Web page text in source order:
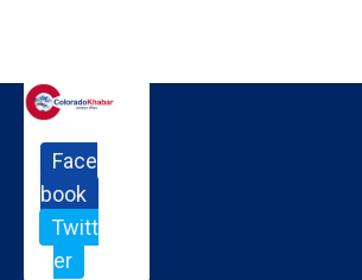
Face
book
Twitt
er